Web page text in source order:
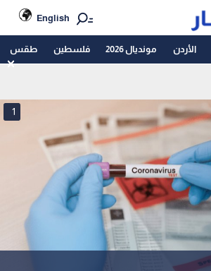
English
الأردن مونديال 2026 فلسطين طقس
1